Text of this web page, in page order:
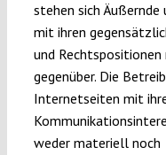
stehen sich
mit ihren
und
gegenüber. Die
Internetseiten mit
weder materiell noch